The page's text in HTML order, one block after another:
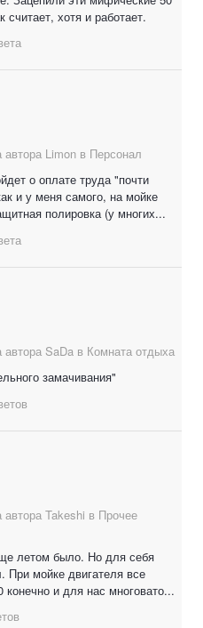
хотя и работает.
Limon в Персонал
о оплате труда "почти
и у меня самого, на мойке
полировка (у многих...
SaDa в Комната отдыха
замачивания"
Takeshi в Прочее
летом было. Но для себя
При мойке двигателя все
конечно и для нас многовато...